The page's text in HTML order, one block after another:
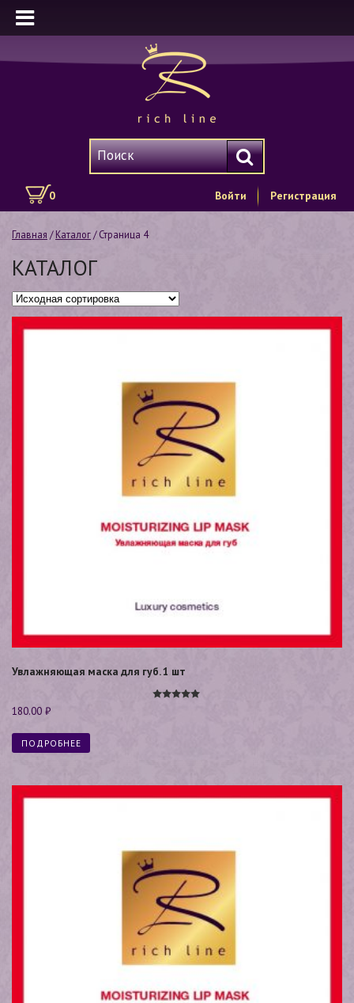
0 Войти Регистрация
Главная /Каталог/ Страница 4
КАТАЛОГ
Увлажняющая маска для губ. 1 шт
180.00 ₽
ПОДРОБНЕЕ